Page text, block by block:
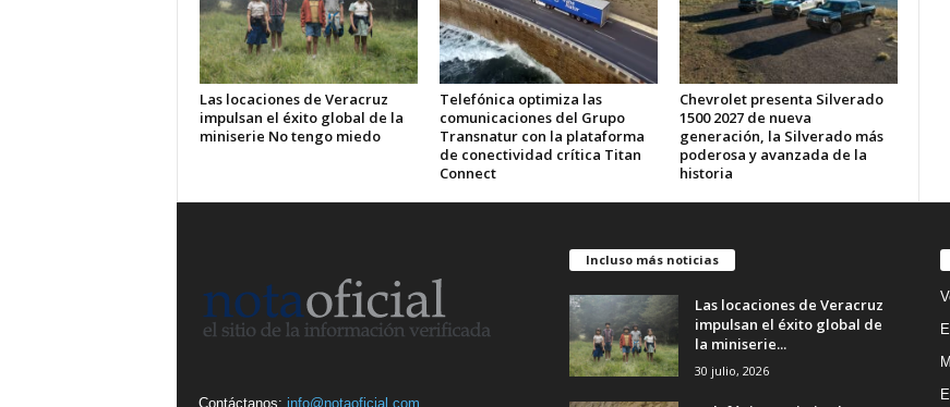
Las locaciones de Veracruz
impulsan el éxito global de la
miniserie No tengo miedo
Telefónica optimiza las
comunicaciones del Grupo
Transnatur con la plataforma
de conectividad crítica Titan
Connect
Chevrolet presenta Silverado
1500 2027 de nueva
generación, la Silverado más
poderosa y avanzada de la
historia
Contáctanos: info@notaoficial.com
Incluso más noticias
Las locaciones de Veracruz
impulsan el éxito global de
la miniserie...
30 julio, 2026